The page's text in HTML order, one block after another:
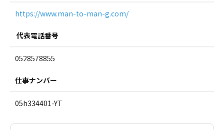
https://www.man-to-man-g.com/
代表電話番号
0528578855
仕事ナンバー
05h334401-YT